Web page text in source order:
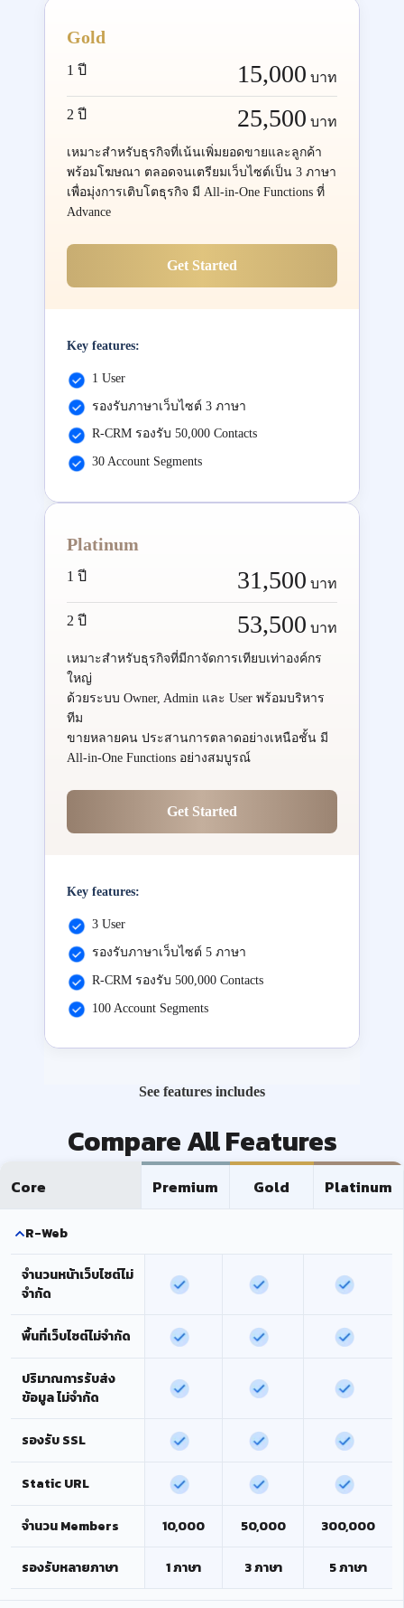
Gold
1 ปี 15,000 บาท
2 ปี 25,500 บาท
เหมาะสำหรับธุรกิจที่เน้นเพิ่มยอดขายและลูกค้า
พร้อมโฆษณา ตลอดจนเตรียมเว็บไซต์เป็น 3 ภาษา
เพื่อมุ่งการเติบโตธุรกิจ มี All-in-One Functions ที่
Advance
Get Started
Key features:
1 User
รองรับภาษาเว็บไซต์ 3 ภาษา
R-CRM รองรับ 50,000 Contacts
30 Account Segments
Platinum
1 ปี 31,500 บาท
2 ปี 53,500 บาท
เหมาะสำหรับธุรกิจที่มีกาจัดการเทียบเท่าองค์กร
ใหญ่
ด้วยระบบ Owner, Admin และ User พร้อมบริหาร
ทีม
ขายหลายคน ประสานการตลาดอย่างเหนือชั้น มี
All-in-One Functions อย่างสมบูรณ์
Get Started
Key features:
3 User
รองรับภาษาเว็บไซต์ 5 ภาษา
R-CRM รองรับ 500,000 Contacts
100 Account Segments
See features includes
Compare All Features
Core Premium Gold Platinum
R-Web
จำนวนหน้าเว็บไซต์ไม่
จำกัด
พื้นที่เว็บไซต์ไม่จำกัด
ปริมาณการรับส่ง
ข้อมูล ไม่จำกัด
รองรับ SSL
Static URL
จำนวน Members 10,000 50,000 300,000
รองรับหลายภาษา 1 ภาษา 3 ภาษา 5 ภาษา